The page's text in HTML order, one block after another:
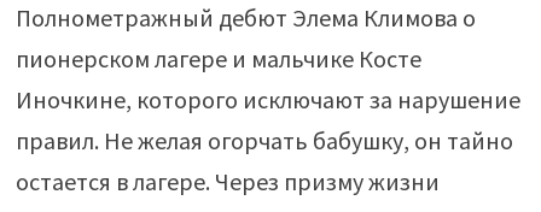
Полнометражный дебют Элема Климова о
пионерском лагере и мальчике Косте
Иночкине, которого исключают за нарушение
правил. Не желая огорчать бабушку, он тайно
остается в лагере. Через призму жизни